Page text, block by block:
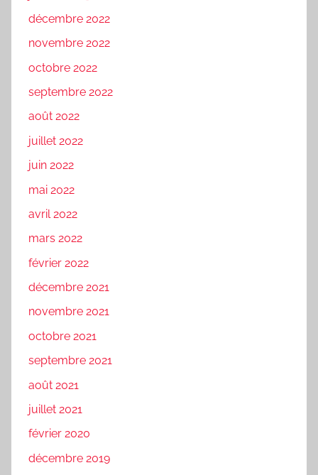
décembre 2022
novembre 2022
octobre 2022
septembre 2022
août 2022
juillet 2022
juin 2022
mai 2022
avril 2022
mars 2022
février 2022
décembre 2021
novembre 2021
octobre 2021
septembre 2021
août 2021
juillet 2021
février 2020
décembre 2019